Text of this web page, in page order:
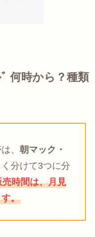
何時から？種類
、 朝マック・
く分けて3つに分
時間は、月見
。